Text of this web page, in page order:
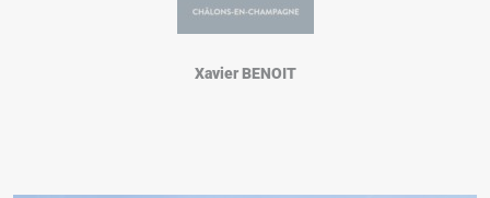
Xavier BENOIT